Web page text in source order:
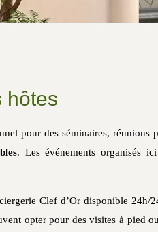
hôtes
pour des séminaires, réunions
. Les événements organisés
Clef d’Or disponible 24h/
opter pour des visites à pied